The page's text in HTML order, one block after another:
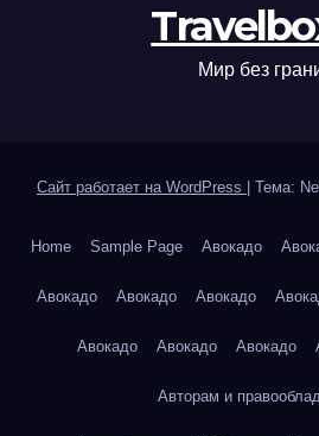
Мир без
Сайт работает на WordPress Тема:
Home Sample Page Авокадо
Авокадо Авокадо Авокадо
Авокадо Авокадо Авокадо
Авторам и